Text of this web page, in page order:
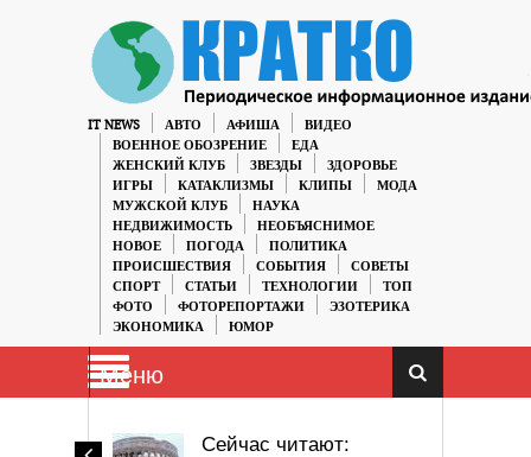
IT NEWS АВТО АФИША
ВИДЕО
ВОЕННОЕ ОБОЗРЕНИЕ
ЕДА
ЖЕНСКИЙ КЛУБ
ЗВЕЗДЫ
ЗДОРОВЬЕ
ИГРЫ
КАТАКЛИЗМЫ КЛИПЫ
МОДА
МУЖСКОЙ КЛУБ
НАУКА
НЕДВИЖИМОСТЬ
НЕОБЪЯСНИМОЕ
НОВОЕ
ПОГОДА
ПОЛИТИКА
ПРОИСШЕСТВИЯ
СОБЫТИЯ
СОВЕТЫ
СПОРТ
СТАТЬИ ТЕХНОЛОГИИ
ТОП
ФОТО
ФОТОРЕПОРТАЖИ
ЭЗОТЕРИКА
ЭКОНОМИКА
ЮМОР
Меню
Сейчас читают: